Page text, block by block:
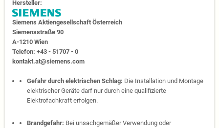
Hersteller:
Siemens Aktiengesellschaft Österreich
Siemensstraße 90
A-1210 Wien
Telefon: +43 - 51707 - 0
kontakt.at@siemens.com
Gefahr durch elektrischen Schlag: Die Installation und Montage
elektrischer Geräte darf nur durch eine qualifizierte
Elektrofachkraft erfolgen.
Brandgefahr: Bei unsachgemäßer Verwendung oder